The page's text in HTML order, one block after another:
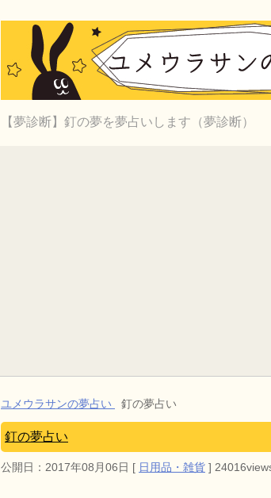
【夢診断】釘の夢を夢占いします（夢診断）
ユメウラサンの夢占い 釘の夢占い
釘の夢占い
公開日： 2017年08月06日 [ 日用品・雑貨 ]